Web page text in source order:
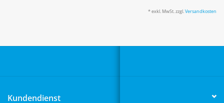
* exkl. MwSt. zzgl.Versandkosten
Kundendienst